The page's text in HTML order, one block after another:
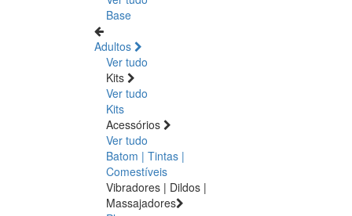
Base
Adultos
Ver tudo
Kits
Ver tudo
Kits
Acessórios
Ver tudo
Batom | Tintas |
Comestíveis
Vibradores | Dildos |
Massajadores